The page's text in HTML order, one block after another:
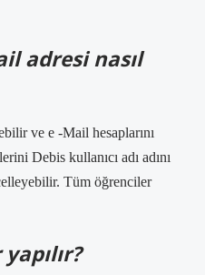
adresi nasıl
ve e -Mail hesaplarını
Debis kullanıcı adı adını
Tüm öğrenciler